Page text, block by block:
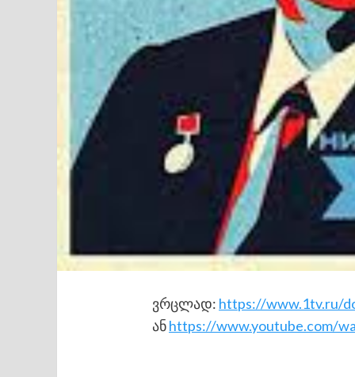
ვრცლად: https://www.1tv.ru/
ანhttps://www.youtube.com/